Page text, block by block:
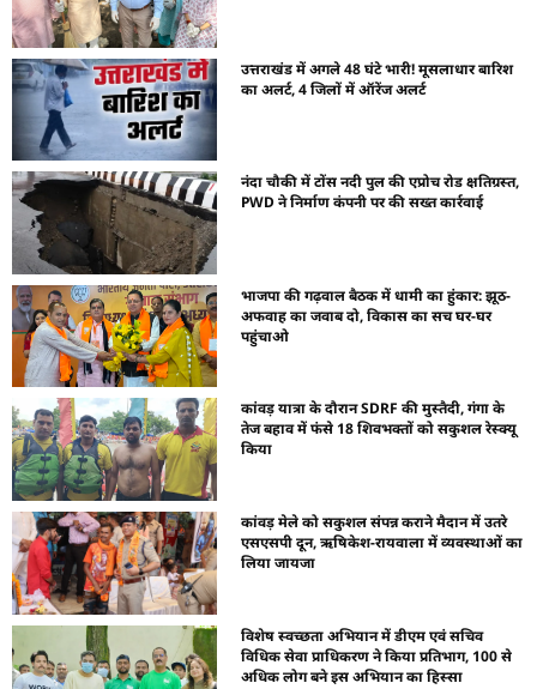
उत्तराखंड में अगले 48 घंटे भारी! मूसलाधार बारिश
का अलर्ट, 4 जिलों में ऑरेंज अलर्ट
नंदा चौकी में टोंस नदी पुल की एप्रोच रोड क्षतिग्रस्त,
PWD ने निर्माण कंपनी पर की सख्त कार्रवाई
भाजपा की गढ़वाल बैठक में धामी का हुंकार: झूठ-
अफवाह का जवाब दो, विकास का सच घर-घर
पहुंचाओ
कांवड़ यात्रा के दौरान SDRF की मुस्तैदी, गंगा के
तेज बहाव में फंसे 18 शिवभक्तों को सकुशल रेस्क्यू
किया
कांवड़ मेले को सकुशल संपन्न कराने मैदान में उतरे
एसएसपी दून, ऋषिकेश-रायवाला में व्यवस्थाओं का
लिया जायजा
विशेष स्वच्छता अभियान में डीएम एवं सचिव
विधिक सेवा प्राधिकरण ने किया प्रतिभाग, 100 से
अधिक लोग बने इस अभियान का हिस्सा